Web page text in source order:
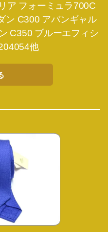
ア フォーミュラ700C
ン C300 アバンギャル
C350 ブルーエフィシ
他